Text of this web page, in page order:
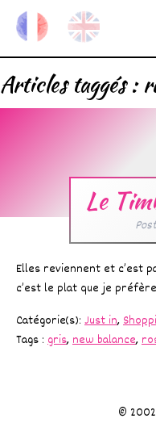
Articles taggés :
Le
Elles reviennent et c’est
c’est le plat que je
Catégorie(s): Just in,
Tags : gris,new balance,
© 2002